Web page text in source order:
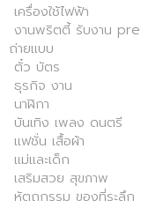
เครื่องใช้ไฟฟ้า
งานพริตตี้ รับงาน
ถ่ายแบบ
ตั๋ว บัตร
ธุรกิจ งาน
นาฬิกา
บันเทิง เพลง ดนตรี
แฟชั่น เสื้อผ้า
แม่และเด็ก
เสริมสวย สุขภาพ
หัตถกรรม ของที่ระลึก